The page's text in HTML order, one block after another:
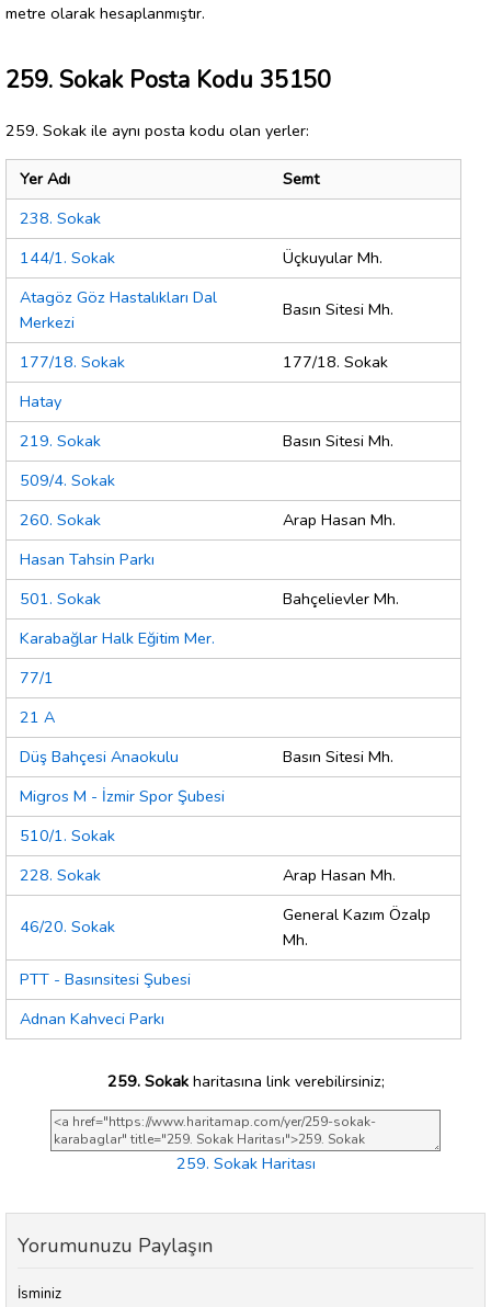
metre olarak hesaplanmıştır.
259. Sokak Posta Kodu 35150
259. Sokak ile aynı posta kodu olan yerler:
Yer Adı
Semt
238. Sokak
144/1. Sokak
Üçkuyular Mh.
Atagöz Göz Hastalıkları Dal
Merkezi
Basın Sitesi Mh.
177/18. Sokak
177/18. Sokak
Hatay
219. Sokak
Basın Sitesi Mh.
509/4. Sokak
260. Sokak
Arap Hasan Mh.
Hasan Tahsin Parkı
501. Sokak
Bahçelievler Mh.
Karabağlar Halk Eğitim Mer.
77/1
21 A
Düş Bahçesi Anaokulu
Basın Sitesi Mh.
Migros M - İzmir Spor Şubesi
510/1. Sokak
228. Sokak
Arap Hasan Mh.
46/20. Sokak
General Kazım Özalp
Mh.
PTT - Basınsitesi Şubesi
Adnan Kahveci Parkı
259. Sokakharitasına link verebilirsiniz;
259. Sokak Haritası
Yorumunuzu Paylaşın
İsminiz